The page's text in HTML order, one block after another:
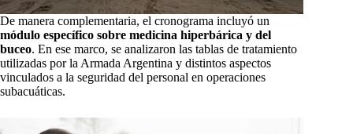
De manera complementaria, el cronograma incluyó un
módulo específico sobre medicina hiperbárica y del
buceo. En ese marco, se analizaron las tablas de tratamiento
utilizadas por la Armada Argentina y distintos aspectos
vinculados a la seguridad del personal en operaciones
subacuáticas.